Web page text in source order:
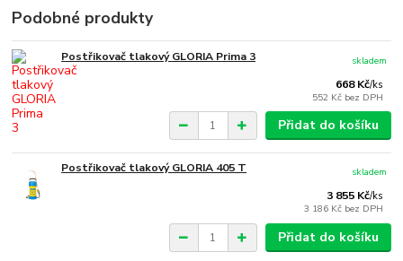
Podobné produkty
Postřikovač tlakový GLORIA Prima 3
668 Kč/ks
552 Kč bez DPH
skladem
Přidat do košíku
Postřikovač tlakový GLORIA 405 T
3 855 Kč/ks
3 186 Kč bez DPH
skladem
Přidat do košíku